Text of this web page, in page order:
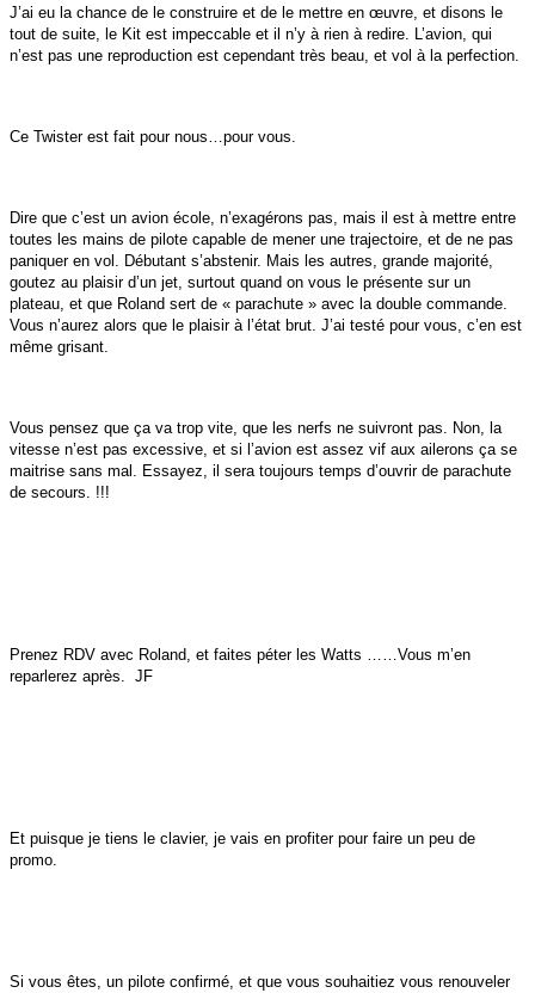
J’ai eu la chance de le construire et de le mettre en œuvre, et disons le
tout de suite, le Kit est impeccable et il n’y à rien à redire. L’avion, qui
n’est pas une reproduction est cependant très beau, et vol à la perfection.
Ce Twister est fait pour nous…pour vous.
Dire que c’est un avion école, n’exagérons pas, mais il est à mettre entre
toutes les mains de pilote capable de mener une trajectoire, et de ne pas
paniquer en vol. Débutant s’abstenir. Mais les autres, grande majorité,
goutez au plaisir d’un jet, surtout quand on vous le présente sur un
plateau, et que Roland sert de « parachute » avec la double commande.
Vous n’aurez alors que le plaisir à l’état brut. J’ai testé pour vous, c’en est
même grisant.
Vous pensez que ça va trop vite, que les nerfs ne suivront pas. Non, la
vitesse n’est pas excessive, et si l’avion est assez vif aux ailerons ça se
maitrise sans mal. Essayez, il sera toujours temps d’ouvrir de parachute
de secours. !!!
Prenez RDV avec Roland, et faites péter les Watts ……Vous m’en
reparlerez après. JF
Et puisque je tiens le clavier, je vais en profiter pour faire un peu de
promo.
Si vous êtes, un pilote confirmé, et que vous souhaitiez vous renouveler